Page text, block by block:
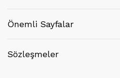
Önemli Sayfalar
Sözleşmeler